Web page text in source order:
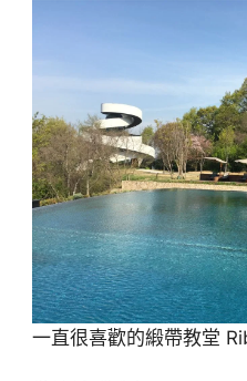
一直很喜歡的緞帶教堂